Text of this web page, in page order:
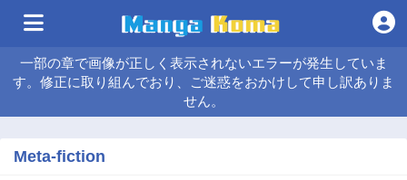
一部の章で画像が正しく表示されないエラーが発生していま
す。修正に取り組んでおり、ご迷惑をおかけして申し訳ありま
せん。
Meta-fiction